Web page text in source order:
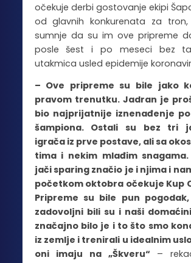
očekuje derbi gostovanje ekipi
od glavnih konkurenata za
sumnje da su im ove pripreme
posle šest i po meseci bez
utakmica usled epidemije
– Ove pripreme su bile jako
pravom trenutku. Jadran je
bio najprijatnije iznenađenje
šampiona. Ostali su bez tri
igrača iz prve postave, ali sa
tima i nekim mlađim
jači sparing značio je i njima i
početkom oktobra očekuje Kup
Pripreme su bile pun
zadovoljni bili su i naši
značajno bilo je i to što smo
iz zemlje i trenirali u idealnim
oni imaju na „Škveru“ –